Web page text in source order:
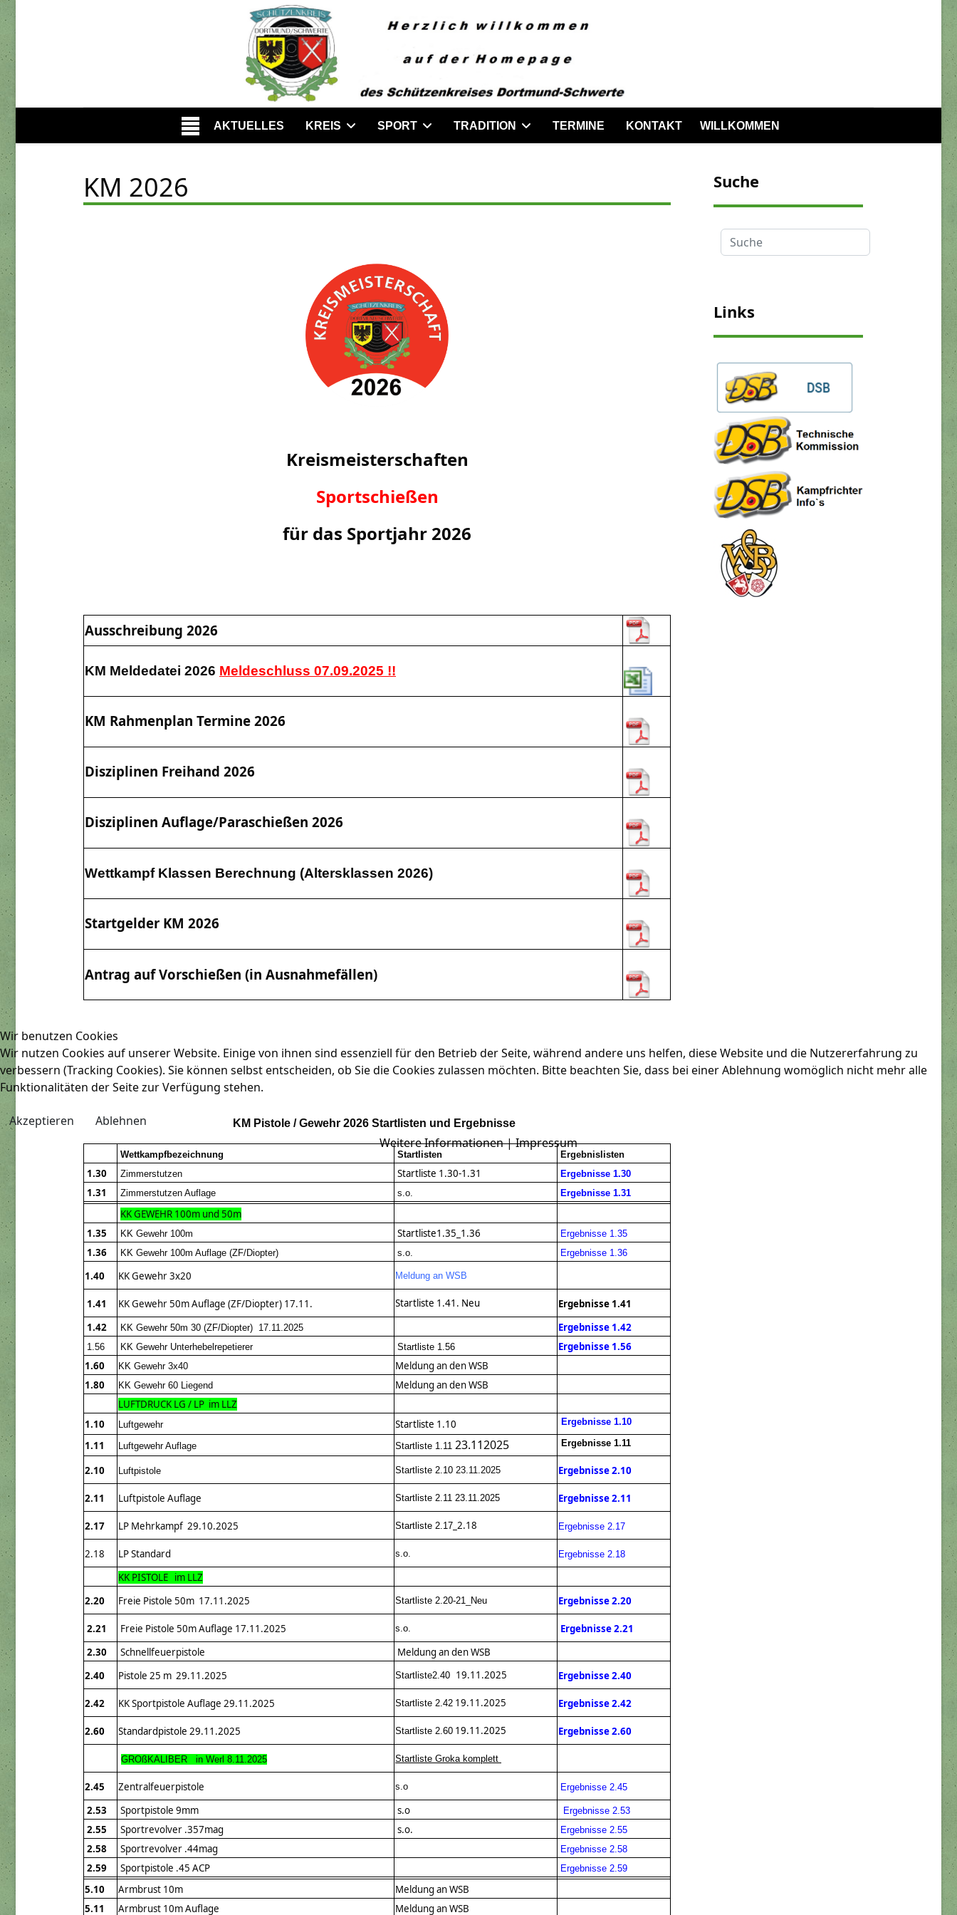
AKTUELLES KREIS SPORT TRADITION TERMINE KONTAKT WILLKOMMEN
KM 2026
Kreismeisterschaften
Sportschießen
für das Sportjahr 2026
Ausschreibung 2026
KM Meldedatei 2026 Meldeschluss 07.09.2025 !!
KM Rahmenplan Termine 2026
Disziplinen Freihand 2026
Disziplinen Auflage/Paraschießen 2026
Wettkampf Klassen Berechnung (Altersklassen 2026)
Startgelder KM 2026
Antrag auf Vorschießen (in Ausnahmefällen)
KM Pistole / Gewehr 2026 Startlisten und Ergebnisse
Wettkampfbezeichnung Startlisten Ergebnislisten
1.30 Zimmerstutzen Startliste 1.30-1.31 Ergebnisse 1.30
1.31 Zimmerstutzen Auflage s.o. Ergebnisse 1.31
KK GEWEHR 100m und 50m
1.35
KK Gewehr 100m Startliste1.35_1.36 Ergebnisse 1.35
1.36 KK Gewehr 100m Auflage (ZF/Diopter) s.o. Ergebnisse 1.36
1.40 KK Gewehr 3x20 Meldung an WSB
1.41 KK Gewehr 50m Auflage (ZF/Diopter) 17.11. Startliste 1.41. Neu
Ergebnisse 1.41
1.42
KK Gewehr 50m 30 (ZF/Diopter) 17.11.2025 Ergebnisse 1.42
1.56 KK Gewehr Unterhebelrepetierer Startliste 1.56
Ergebnisse 1.56
1.60
KK Gewehr 3x40
Meldung an den WSB
1.80
KK Gewehr 60 Liegend
Meldung an den WSB
LUFTDRUCK LG / LP im LLZ
1.10
Luftgewehr Startliste 1.10 Ergebnisse 1.10
1.11 Luftgewehr Auflage Startliste 1.11 23.112025 Ergebnisse 1.11
2.10 Luftpistole Startliste 2.10 23.11.2025 Ergebnisse 2.10
2.11 Luftpistole Auflage Startliste 2.11 23.11.2025 Ergebnisse 2.11
2.17 LP Mehrkampf 29.10.2025 Startliste 2.17 _2.18 Ergebnisse 2.17
2.18 LP Standard s.o. Ergebnisse 2.18
KK PISTOLE im LLZ
2.20
Freie Pistole 50m 17.11.2025 Startliste 2.20-21_Neu Ergebnisse 2.20
2.21 Freie Pistole 50m Auflage 17.11.2025 s.o.
Ergebnisse 2.21
2.30
Schnellfeuerpistole
Meldung an den WSB
2.40
Pistole 25 m 29.11.2025 Startliste2.40 19.11.2025 Ergebnisse 2.40
2.42 KK Sportpistole Auflage 29.11.2025 Startliste 2.42 19.11.2025 Ergebnisse 2.42
2.60 Standardpistole 29.11.2025 Startliste 2.60 19.11.2025 Ergebnisse 2.60
GROßKALIBER in Werl 8.11.2025 Startliste Groka komplett
2.45 Zentralfeuerpistole s.o Ergebnisse 2.45
2.53 Sportpistole 9mm s.o Ergebnisse 2.53
2.55 Sportrevolver .357mag s.o. Ergebnisse 2.55
2.58 Sportrevolver .44mag Ergebnisse 2.58
2.59 Sportpistole .45 ACP Ergebnisse 2.59
5.10 Armbrust 10m
Meldung an WSB
5.11
Armbrust 10m Auflage Meldung an WSB
Suche
Suche
Links
Wir benutzen Cookies
Wir nutzen Cookies auf unserer Website. Einige von ihnen sind essenziell für den Betrieb der Seite, während andere uns helfen, diese Website und die Nutzererfahrung zu
verbessern (Tracking Cookies). Sie können selbst entscheiden, ob Sie die Cookies zulassen möchten. Bitte beachten Sie, dass bei einer Ablehnung womöglich nicht mehr alle
Funktionalitäten der Seite zur Verfügung stehen.
Akzeptieren
Ablehnen
Weitere Informationen|Impressum